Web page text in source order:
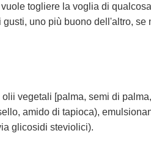
togliere la voglia di
uno più buono dell'altro, se
vegetali [palma, semi di
amido di tapioca),
glicosidi steviolici).